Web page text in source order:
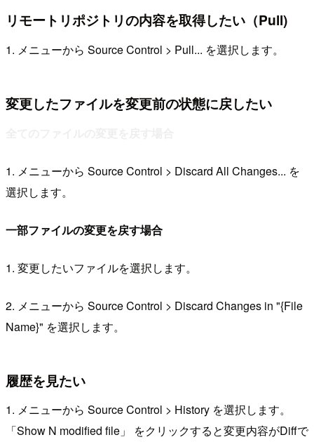
リモートリポジトリの内容を取得したい（Pull)
1. メニューから Source Control > Pull... を選択します。
変更したファイルを変更前の状態に戻したい
1. メニューから Source Control > Discard All Changes... を
選択します。
一部ファイルの変更を戻す場合
1. 変更したいファイルを選択します。
2. メニューから Source Control > Discard Changes in "{File
Name}" を選択します。
履歴を見たい
1. メニューから Source Control > History を選択します。
「Show N modified file」 をクリックすると変更内容がDiffで